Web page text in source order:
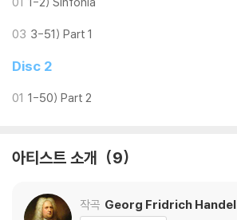
03 3-51) Part 1
Disc 2
01 1-50) Part 2
아티스트 소개 9
작곡 Georg Fridrich Handel